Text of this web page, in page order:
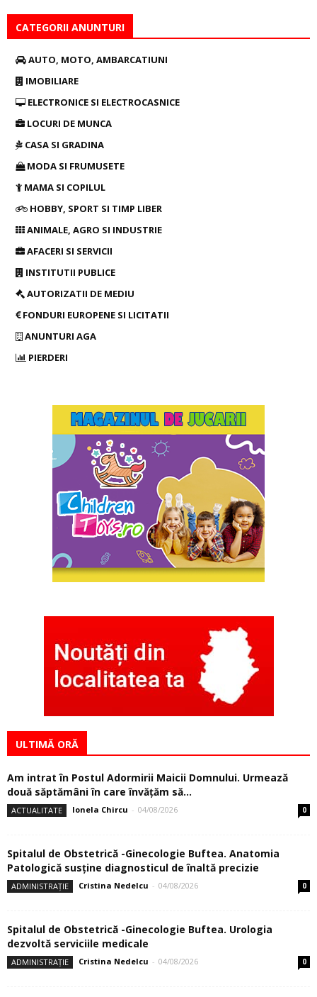
CATEGORII ANUNTURI
AUTO, MOTO, AMBARCATIUNI
IMOBILIARE
ELECTRONICE SI ELECTROCASNICE
LOCURI DE MUNCA
CASA SI GRADINA
MODA SI FRUMUSETE
MAMA SI COPILUL
HOBBY, SPORT SI TIMP LIBER
ANIMALE, AGRO SI INDUSTRIE
AFACERI SI SERVICII
INSTITUTII PUBLICE
AUTORIZATII DE MEDIU
FONDURI EUROPENE SI LICITATII
ANUNTURI AGA
PIERDERI
ULTIMĂ ORĂ
Am intrat în Postul Adormirii Maicii Domnului. Urmează
două săptămâni în care învăţăm să...
ACTUALITATE Ionela Chircu - 04/08/2026 0
Spitalul de Obstetrică -Ginecologie Buftea. Anatomia
Patologică susţine diagnosticul de înaltă precizie
ADMINISTRAȚIE Cristina Nedelcu - 04/08/2026 0
Spitalul de Obstetrică -Ginecologie Buftea. Urologia
dezvoltă serviciile medicale
ADMINISTRAȚIE Cristina Nedelcu - 04/08/2026 0